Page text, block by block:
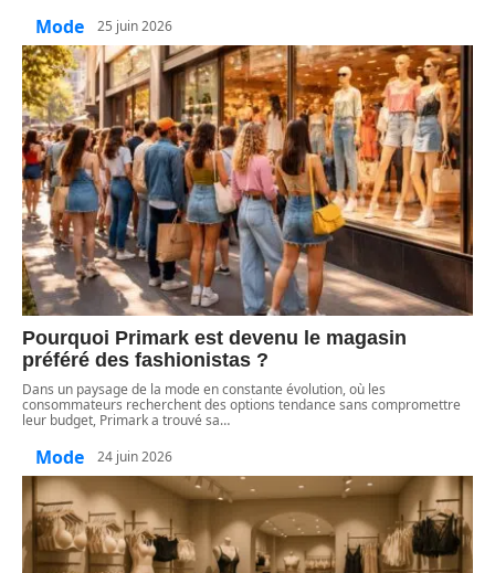
Mode 25 juin 2026
Pourquoi Primark est devenu le magasin
préféré des fashionistas ?
Dans un paysage de la mode en constante évolution, où les
consommateurs recherchent des options tendance sans compromettre
leur budget, Primark a trouvé sa…
Mode 24 juin 2026